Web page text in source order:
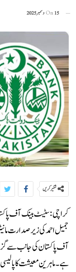
On15 دسمبر 2025
شئیر کریں
کراچی:سٹیٹ بینک آف
جمیل احمد کی زیر صدارت
ہے۔ماہرین معیشت کا